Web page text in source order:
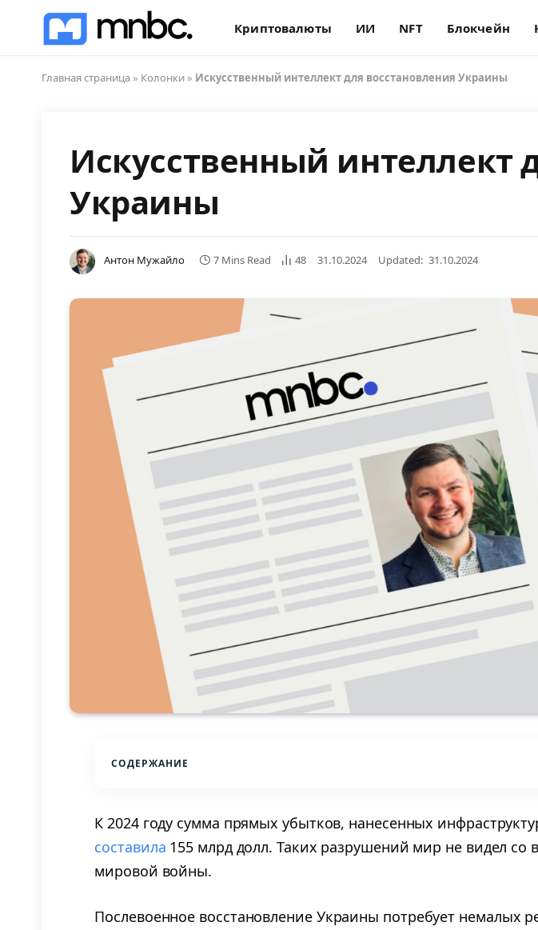
Криптовалюты ИИ NFT Блокчейн
Главная страница » Колонки » Искусственный интеллект для восстановления Украины
Искусственный интеллект
Украины
Антон Мужайло 7 Mins Read 48 31.10.2024 Updated: 31.10.2024
СОДЕРЖАНИЕ
К 2024 году сумма прямых убытков, нанесенных
составила 155 млрд долл. Таких разрушений мир не видел со
мировой войны.
Послевоенное восстановление Украины потребует немалых